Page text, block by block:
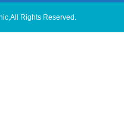
Rights Reserved.